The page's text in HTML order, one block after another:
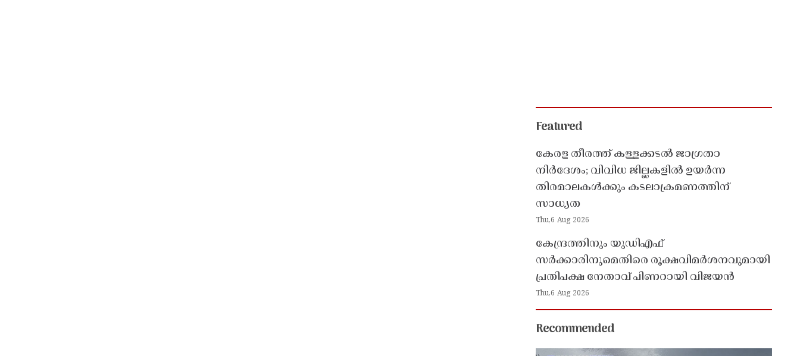
Featured
കേരള തീരത്ത് കള്ളക്കടൽ ജാഗ്രതാ
നിർദേശം; വിവിധ ജില്ലകളിൽ ഉയർന്ന
തിരമാലകൾക്കും കടലാക്രമണത്തിന്
സാധ്യത
Thu,6 Aug 2026
കേന്ദ്രത്തിനും യുഡിഎഫ്
സർക്കാരിനുമെതിരെ രൂക്ഷവിമർശനവുമായി
പ്രതിപക്ഷ നേതാവ് പിണറായി വിജയൻ
Thu,6 Aug 2026
Recommended